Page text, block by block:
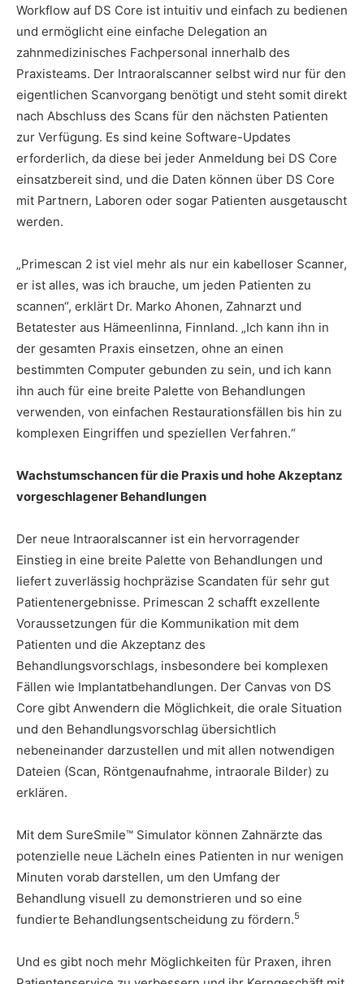
Workflow auf DS Core ist intuitiv und einfach zu bedienen
und ermöglicht eine einfache Delegation an
zahnmedizinisches Fachpersonal innerhalb des
Praxisteams. Der Intraoralscanner selbst wird nur für den
eigentlichen Scanvorgang benötigt und steht somit direkt
nach Abschluss des Scans für den nächsten Patienten
zur Verfügung. Es sind keine Software-Updates
erforderlich, da diese bei jeder Anmeldung bei DS Core
einsatzbereit sind, und die Daten können über DS Core
mit Partnern, Laboren oder sogar Patienten ausgetauscht
werden.
„Primescan 2 ist viel mehr als nur ein kabelloser Scanner,
er ist alles, was ich brauche, um jeden Patienten zu
scannen“, erklärt Dr. Marko Ahonen, Zahnarzt und
Betatester aus Hämeenlinna, Finnland. „Ich kann ihn in
der gesamten Praxis einsetzen, ohne an einen
bestimmten Computer gebunden zu sein, und ich kann
ihn auch für eine breite Palette von Behandlungen
verwenden, von einfachen Restaurationsfällen bis hin zu
komplexen Eingriffen und speziellen Verfahren.“
Wachstumschancen für die Praxis und hohe Akzeptanz
vorgeschlagener Behandlungen
Der neue Intraoralscanner ist ein hervorragender
Einstieg in eine breite Palette von Behandlungen und
liefert zuverlässig hochpräzise Scandaten für sehr gut
Patientenergebnisse. Primescan 2 schafft exzellente
Voraussetzungen für die Kommunikation mit dem
Patienten und die Akzeptanz des
Behandlungsvorschlags, insbesondere bei komplexen
Fällen wie Implantatbehandlungen. Der Canvas von DS
Core gibt Anwendern die Möglichkeit, die orale Situation
und den Behandlungsvorschlag übersichtlich
nebeneinander darzustellen und mit allen notwendigen
Dateien (Scan, Röntgenaufnahme, intraorale Bilder) zu
erklären.
Mit dem SureSmile™ Simulator können Zahnärzte das
potenzielle neue Lächeln eines Patienten in nur wenigen
Minuten vorab darstellen, um den Umfang der
Behandlung visuell zu demonstrieren und so eine
fundierte Behandlungsentscheidung zu fördern.5
Und es gibt noch mehr Möglichkeiten für Praxen, ihren